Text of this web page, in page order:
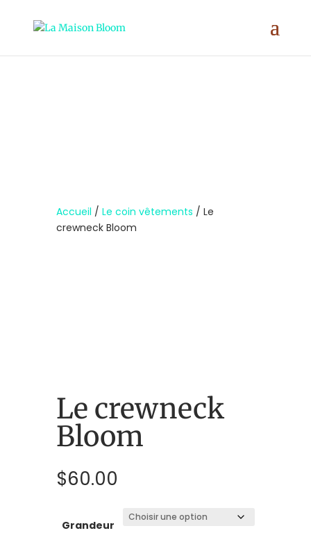
Accueil / Le coin vêtements / Le
crewneck Bloom
Le crewneck
Bloom
$60.00
Grandeur